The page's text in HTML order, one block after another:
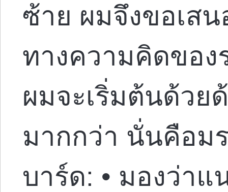
ซ้าย ผมจึงขอเส
ทางความคิดของ
ผมจะเริ่มต้นด้วย
มากกว่า นั่นคือม
บาร์ด: • มองว่า